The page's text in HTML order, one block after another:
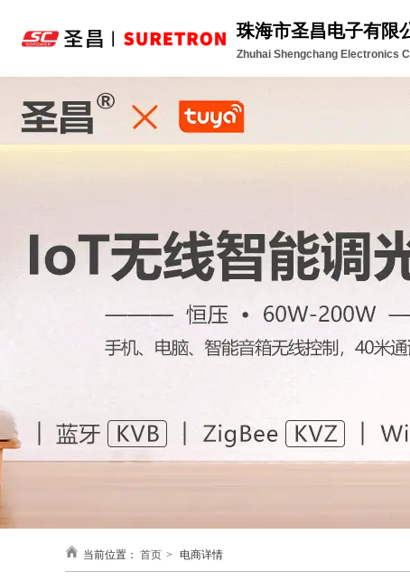
珠海市圣昌电子有限
Zhuhai Shengchang Electronics
当前位置： 首页 > 电商详情